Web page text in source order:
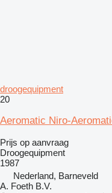
droogequipment
20
Aeromatic Niro-
Prijs op aanvraag
Droogequipment
1987
Nederland, Barneveld
A. Foeth B.V.